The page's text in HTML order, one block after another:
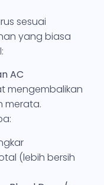
sesuai
yang biasa
AC
mengembalikan
merata.
(lebih bersih